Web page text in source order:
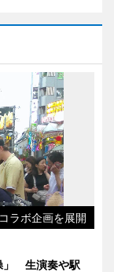
ラボ企画を展開
」 生演奏や駅